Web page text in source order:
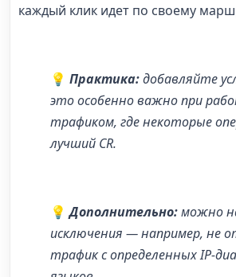
каждый клик идет по своему
💡 Практика:добавляйте
это особенно важно при
трафиком, где некоторые
лучший CR.
💡 Дополнительно:можно
исключения — например, не
трафик с определенных IP-